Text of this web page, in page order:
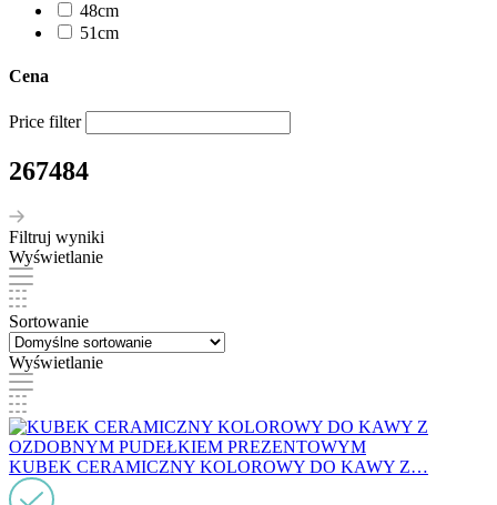
48cm
51cm
Cena
Price filter
267484
Filtruj wyniki
Wyświetlanie
Sortowanie
Wyświetlanie
KUBEK CERAMICZNY KOLOROWY DO KAWY Z…